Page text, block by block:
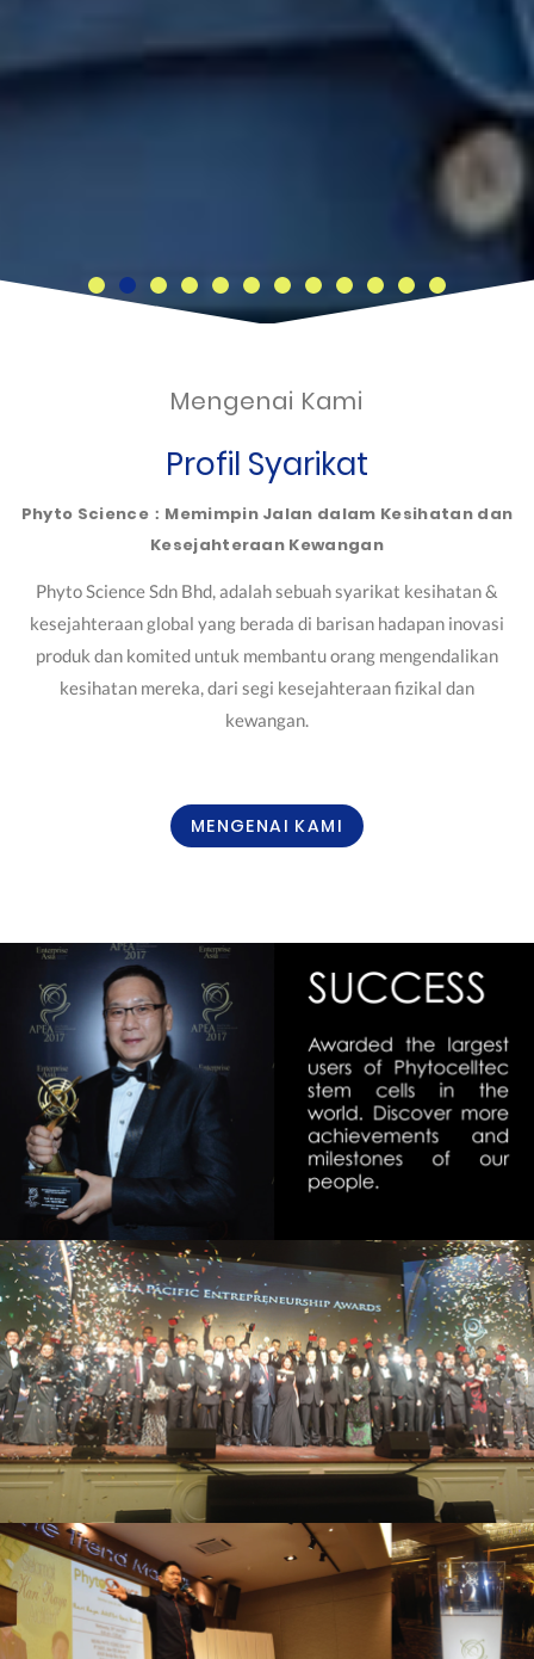
Mengenai Kami
Profil Syarikat
Phyto Science：Memimpin Jalan dalam Kesihatan dan
Kesejahteraan Kewangan
Phyto Science Sdn Bhd, adalah sebuah syarikat kesihatan &
kesejahteraan global yang berada di barisan hadapan inovasi
produk dan komited untuk membantu orang mengendalikan
kesihatan mereka, dari segi kesejahteraan fizikal dan
kewangan.
MENGENAI KAMI